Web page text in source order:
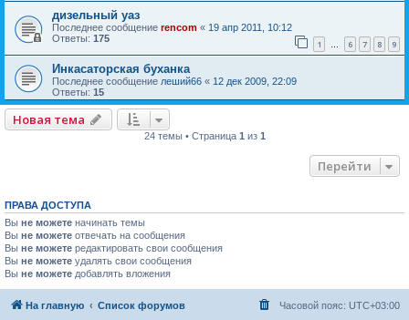
дизельный уаз
Последнее сообщение rencom « 19 апр 2011, 10:12
Ответы: 175 1 6 7 8 9
Инкасаторская буханка
Последнее сообщение леший66 « 12 дек 2009, 22:09
Ответы: 15
Новая тема
24 темы • Страница 1 из 1
Перейти
ПРАВА ДОСТУПА
Вы не можете начинать темы
Вы не можете отвечать на сообщения
Вы не можете редактировать свои сообщения
Вы не можете удалять свои сообщения
Вы не можете добавлять вложения
На главную Список форумов Часовой пояс: UTC+03:00